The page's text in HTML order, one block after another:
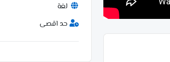
لغة
حد اقصى